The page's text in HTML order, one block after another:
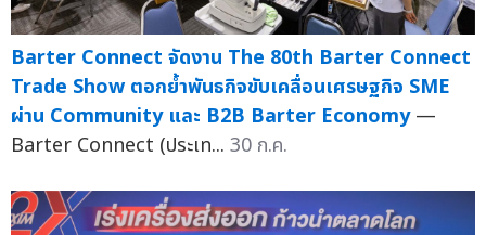
Barter Connect จัดงาน The 80th Barter Connect
Trade Show ตอกย้ำพันธกิจขับเคลื่อนเศรษฐกิจ SME
ผ่าน Community และ B2B Barter Economy —
Barter Connect (ประเท... 30 ก.ค.